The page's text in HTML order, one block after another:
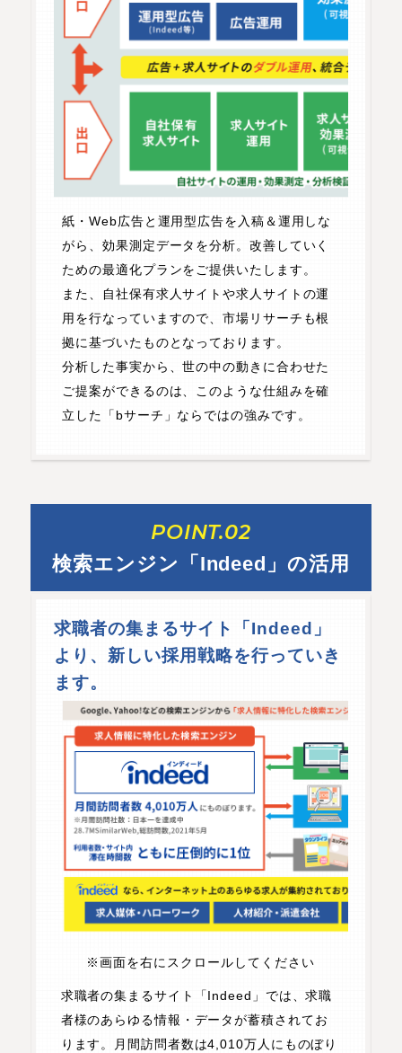
紙・Web広告と運用型広告を入稿＆運用しな
がら、効果測定データを分析。改善していく
ための最適化プランをご提供いたします。
また、自社保有求人サイトや求人サイトの運
用を行なっていますので、市場リサーチも根
拠に基づいたものとなっております。
分析した事実から、世の中の動きに合わせた
ご提案ができるのは、このような仕組みを確
立した「bサーチ」ならではの強みです。
POINT.02
検索エンジン「Indeed」の活用
求職者の集まるサイト「Indeed」
より、新しい採用戦略を行っていき
ます。
※画面を右にスクロールしてください
求職者の集まるサイト「Indeed」では、求職
者様のあらゆる情報・データが蓄積されてお
ります。月間訪問者数は4,010万人にものぼり